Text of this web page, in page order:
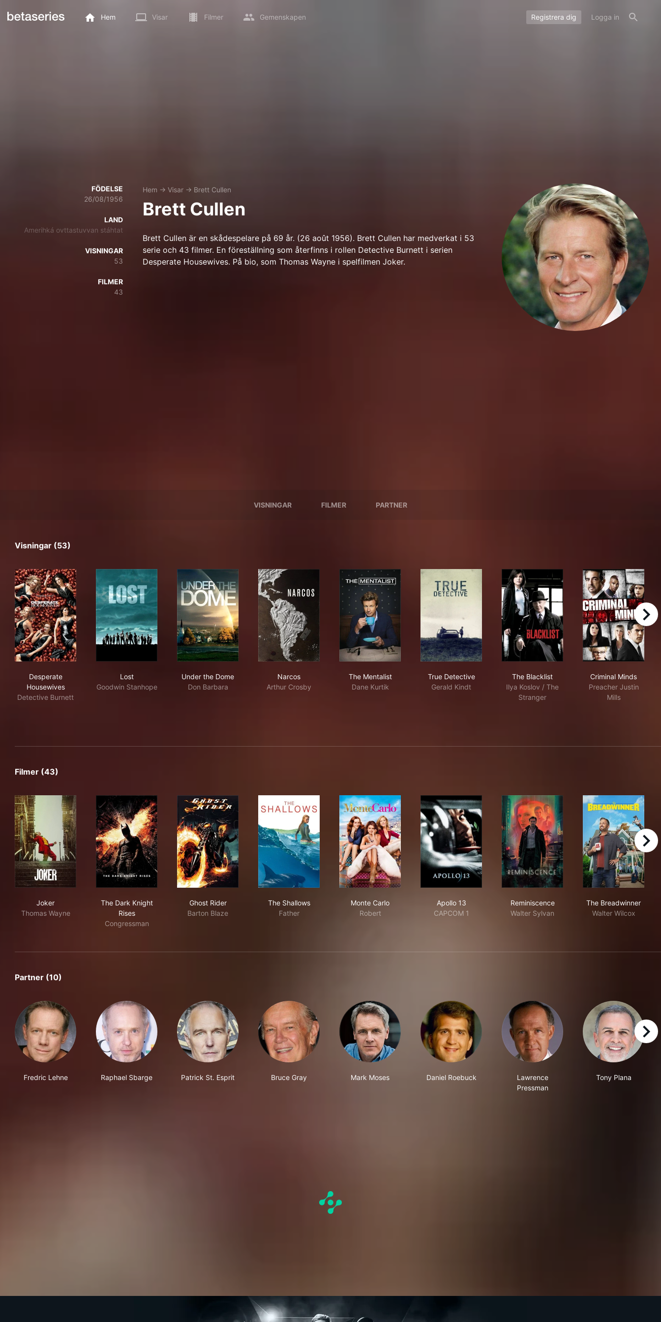
Hem Visar Filmer Gemenskapen Registrera dig Logga in
FÖDELSE
26/08/1956
LAND
Amerihká ovttastuvvan stáhtat
VISNINGAR
53
FILMER
43
Hem → Visar → Brett Cullen
Brett Cullen
Brett Cullen är en skådespelare på 69 år. (26 août 1956). Brett Cullen har medverkat i 53
serie och 43 filmer. En föreställning som återfinns i rollen Detective Burnett i serien
Desperate Housewives. På bio, som Thomas Wayne i spelfilmen Joker.
VISNINGAR FILMER PARTNER
Visningar (53)
Desperate
Housewives
Detective Burnett
Lost
Goodwin Stanhope
Under the Dome
Don Barbara
Narcos
Arthur Crosby
The Mentalist
Dane Kurtik
True Detective
Gerald Kindt
The Blacklist
Ilya Koslov / The
Stranger
Criminal Minds
Preacher Justin
Mills
right
Filmer (43)
Joker
Thomas Wayne
The Dark Knight
Rises
Congressman
Ghost Rider
Barton Blaze
The Shallows
Father
Monte Carlo
Robert
Apollo 13
CAPCOM 1
Reminiscence
Walter Sylvan
The Breadwinner
Walter Wilcox
right
Partner (10)
Fredric Lehne Raphael Sbarge Patrick St. Esprit Bruce Gray Mark Moses Daniel Roebuck
Lawrence
Pressman
Tony Plana
right